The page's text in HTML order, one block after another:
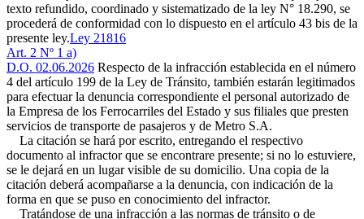
texto refundido, coordinado y sistematizado de la ley N° 18.290, se
procederá de conformidad con lo dispuesto en el artículo 43 bis de la
presente ley.Ley 21816
Art. 2 Nº 1 a)
D.O. 02.06.2026 Respecto de la infracción establecida en el número
4 del artículo 199 de la Ley de Tránsito, también estarán legitimados
para efectuar la denuncia correspondiente el personal autorizado de
la Empresa de los Ferrocarriles del Estado y sus filiales que presten
servicios de transporte de pasajeros y de Metro S.A.
La citación se hará por escrito, entregando el respectivo
documento al infractor que se encontrare presente; si no lo estuviere,
se le dejará en un lugar visible de su domicilio. Una copia de la
citación deberá acompañarse a la denuncia, con indicación de la
forma en que se puso en conocimiento del infractor.
Tratándose de una infracción a las normas de tránsito o de